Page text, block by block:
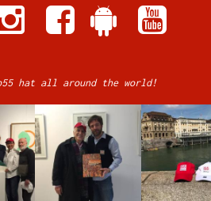
hat all around the world!